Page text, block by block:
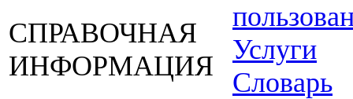
СПРАВОЧНАЯ
ИНФОРМАЦИЯ
Услуги
Словарь